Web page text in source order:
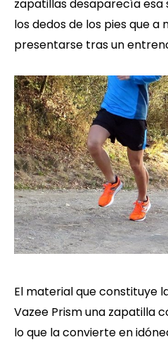
zapatillas desaparecía esa
los dedos de los pies que a
presentarse tras un
El material que constituye
Vazee Prism una zapatilla
lo que la convierte en